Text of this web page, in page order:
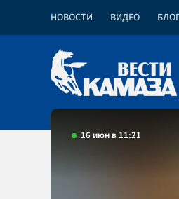
НОВОСТИ ВИДЕО
16 июн в 11:21